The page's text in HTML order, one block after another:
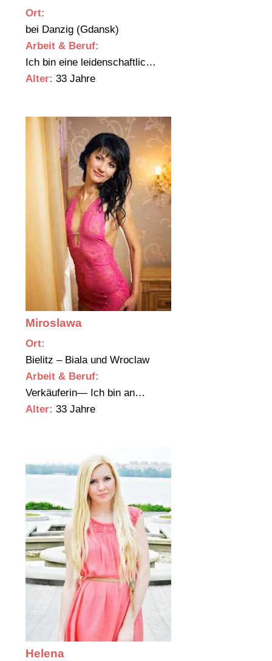
Ort:
bei Danzig (Gdansk)
Arbeit & Beruf:
Ich bin eine leidenschaftlic…
Alter: 33 Jahre
Miroslawa
Ort:
Bielitz – Biala und Wroclaw
Arbeit & Beruf:
Verkäuferin— Ich bin an…
Alter: 33 Jahre
Helena